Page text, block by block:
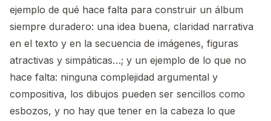
ejemplo de qué hace falta para construir un álbum
siempre duradero: una idea buena, claridad narrativa
en el texto y en la secuencia de imágenes, figuras
atractivas y simpáticas…; y un ejemplo de lo que no
hace falta: ninguna complejidad argumental y
compositiva, los dibujos pueden ser sencillos como
esbozos, y no hay que tener en la cabeza lo que